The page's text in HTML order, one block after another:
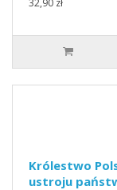
32,90 zł
Królestwo
ustroju